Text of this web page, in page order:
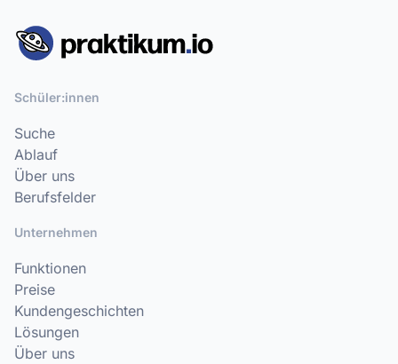
Schüler:innen
Suche
Ablauf
Über uns
Berufsfelder
Unternehmen
Funktionen
Preise
Kundengeschichten
Lösungen
Über uns